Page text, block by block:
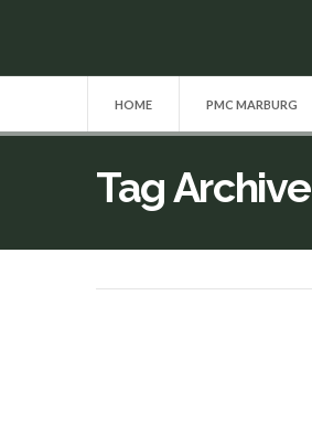
HOME PMC MARBURG
Tag Archive